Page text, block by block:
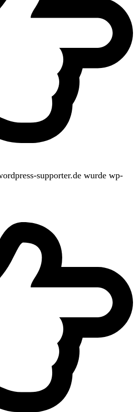
supporter.de wurde wp-